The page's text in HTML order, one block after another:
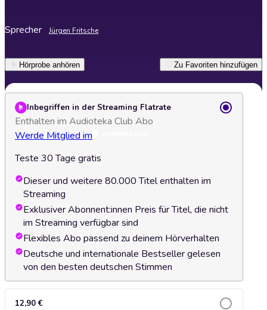
Sprecher Jürgen Fritsche
Hörprobe anhören Zu Favoriten hinzufügen
Inbegriffen in der Streaming Flatrate
Enthalten im Audioteka Club Abo
Werde Mitglied im
Teste 30 Tage gratis
Dieser und weitere 80.000 Titel enthalten im
Streaming
Exklusiver Abonnent:innen Preis für Titel, die nicht
im Streaming verfügbar sind
Flexibles Abo passend zu deinem Hörverhalten
Deutsche und internationale Bestseller gelesen
von den besten deutschen Stimmen
12,90 €